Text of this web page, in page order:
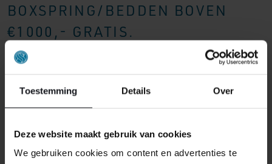
Toestemming Details Over
Deze website maakt gebruik van cookies
We gebruiken cookies om content en advertenties te
BOXSPRING/BEDDEN BOVEN
€1000,- GRATIS.